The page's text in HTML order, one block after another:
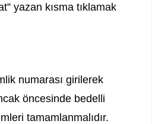
yazan kısma tıklamak
numarası girilerek
öncesinde bedelli
tamamlanmalıdır.